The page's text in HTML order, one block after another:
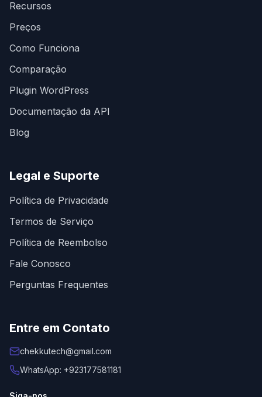
Recursos
Preços
Como Funciona
Comparação
Plugin WordPress
Documentação da API
Blog
Legal e Suporte
Política de Privacidade
Termos de Serviço
Política de Reembolso
Fale Conosco
Perguntas Frequentes
Entre em Contato
chekkutech@gmail.com
WhatsApp: +923177581181